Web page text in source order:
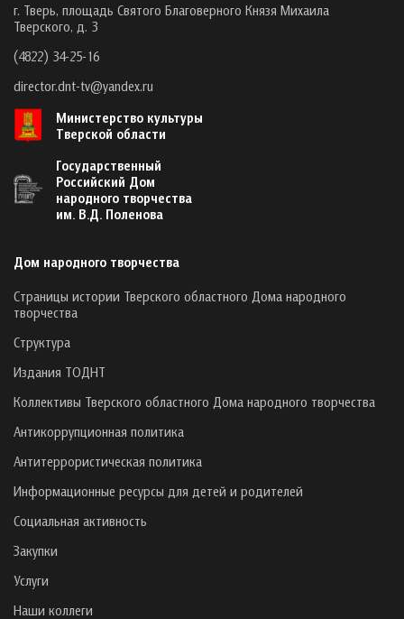
г. Тверь, площадь Святого Благоверного Князя Михаила
Тверского, д. 3
(4822) 34-25-16
director.dnt-tv@yandex.ru
Министерство культуры
Тверской области
Государственный
Российский Дом
народного творчества
им. В.Д. Поленова
Дом народного творчества
Страницы истории Тверского областного Дома народного
творчества
Структура
Издания ТОДНТ
Коллективы Тверского областного Дома народного творчества
Антикоррупционная политика
Антитеррористическая политика
Информационные ресурсы для детей и родителей
Социальная активность
Закупки
Услуги
Наши коллеги